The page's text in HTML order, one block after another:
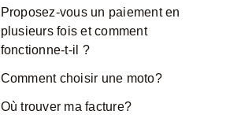
Proposez-vous un paiement en
plusieurs fois et comment
fonctionne-t-il ?
Comment choisir une moto?
Où trouver ma facture?